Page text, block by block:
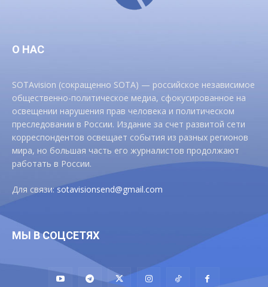
О НАС
SOTAvision (сокращенно SOTA) — российское независимое
общественно-политическое медиа, сфокусированное на
освещении нарушения прав человека и политическом
преследовании в России. Издание за счет развитой сети
корреспондентов освещает события из разных регионов
мира, но большая часть его журналистов продолжают
работать в России.
Для связи:sotavisionsend@gmail.com
МЫ В СОЦСЕТЯХ